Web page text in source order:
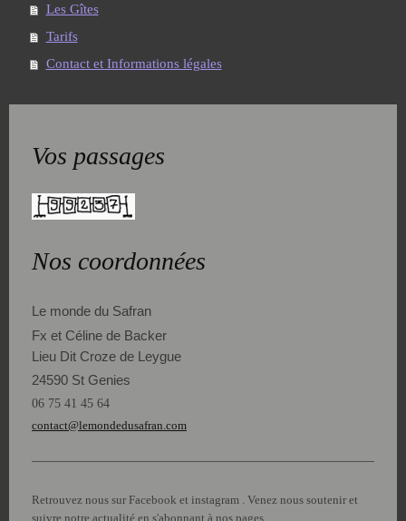
Les Gîtes
Tarifs
Contact et Informations légales
Vos passages
Nos coordonnées
Le monde du Safran
Fx et Céline de Backer
Lieu Dit Croze de Leygue
24590 St Genies
06 75 41 45 64
contact@lemondedusafran.com
Retrouvez nous sur Facebook et instagram . Venez nous soutenir et
suivre notre actualité en s'abonnant à nos pages.